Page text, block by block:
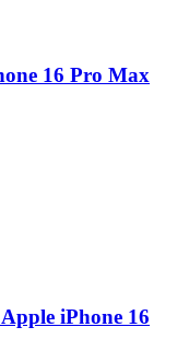
16 Pro Max
iPhone 16